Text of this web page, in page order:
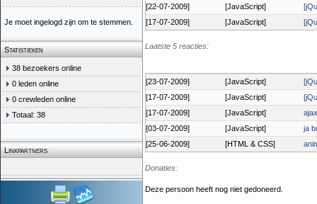
Je moet ingelogd zijn om te stemmen.
Statistieken
38 bezoekers online
0 leden online
0 crewleden online
Totaal: 38
Linkpartners
[22-07-2009]
[JavaScript]
[17-07-2009]
[JavaScript]
Laatste 5 reacties:
[23-07-2009] [JavaScript]
[17-07-2009]
[JavaScript]
[17-07-2009]
[JavaScript]
[03-07-2009]
[JavaScript]
ja
[25-06-2009]
[HTML & CSS]
Donaties:
Deze persoon heeft nog niet gedoneerd.